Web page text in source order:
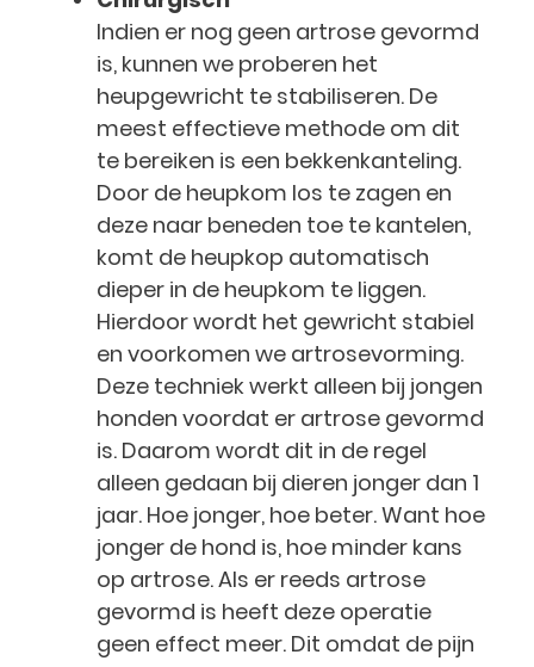
Indien er nog geen artrose gevormd
is, kunnen we proberen het
heupgewricht te stabiliseren. De
meest effectieve methode om dit
te bereiken is een bekkenkanteling.
Door de heupkom los te zagen en
deze naar beneden toe te kantelen,
komt de heupkop automatisch
dieper in de heupkom te liggen.
Hierdoor wordt het gewricht stabiel
en voorkomen we artrosevorming.
Deze techniek werkt alleen bij jongen
honden voordat er artrose gevormd
is. Daarom wordt dit in de regel
alleen gedaan bij dieren jonger dan 1
jaar. Hoe jonger, hoe beter. Want hoe
jonger de hond is, hoe minder kans
op artrose. Als er reeds artrose
gevormd is heeft deze operatie
geen effect meer. Dit omdat de pijn